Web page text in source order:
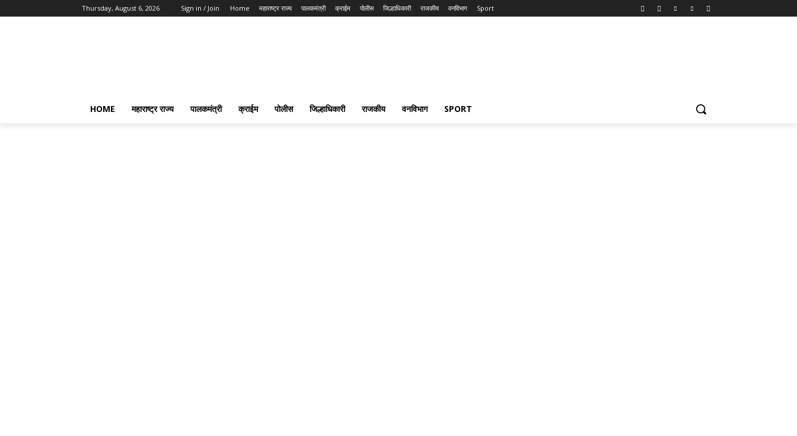
Thursday, August 6, 2026 Sign in / Join Home महाराष्ट्र राज्य पालकमंत्री क्राईम पोलीस जिल्हाधिकारी राजकीय वनविभाग Sport
HOME महाराष्ट्र राज्य पालकमंत्री क्राईम पोलीस जिल्हाधिकारी राजकीय वनविभाग SPORT